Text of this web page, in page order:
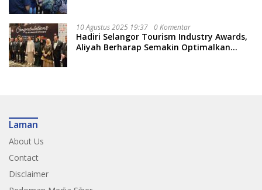
10 Agustus 2025 19:37 0 Komentar
Hadiri Selangor Tourism Industry Awards,
Aliyah Berharap Semakin Optimalkan
Laman
About Us
Contact
Disclaimer